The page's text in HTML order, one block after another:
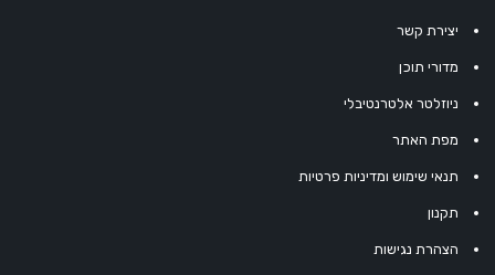
יצירת קשר
מדורי תוכן
ניוזלטר אלטרנטיבלי
מפת האתר
תנאי שימוש ומדיניות פרטיות
תקנון
הצהרת נגישות